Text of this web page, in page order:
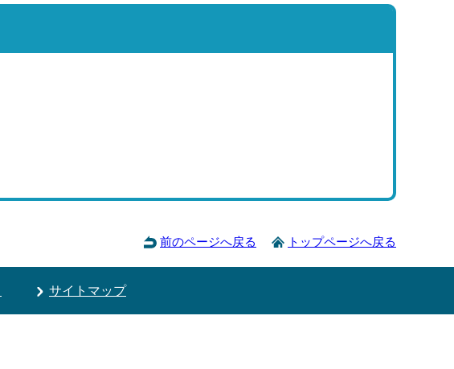
前のページへ戻る トップページへ戻る
サイトマップ